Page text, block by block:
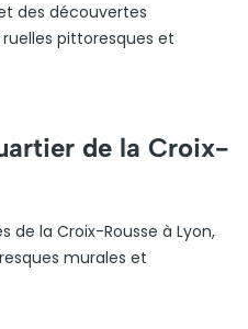
des découvertes
pittoresques et
de la Croix-
de la Croix-Rousse à Lyon,
murales et